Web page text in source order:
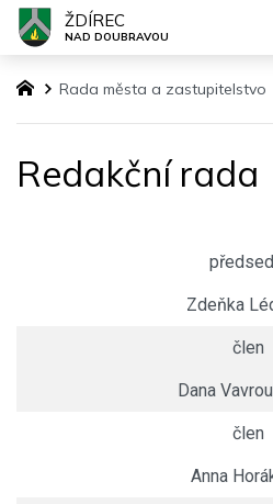
Rada města a zastupitelstvo
Redakční rada
Zdeňka
člen
Dana
člen
Anna
ŽDÍREC
NAD DOUBRAVOU